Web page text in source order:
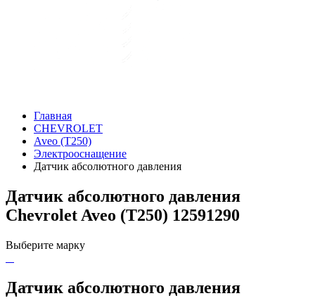
Главная
CHEVROLET
Aveo (T250)
Электрооснащение
Датчик абсолютного давления
Датчик абсолютного давления
Chevrolet Aveo (T250) 12591290
Выберите марку
Датчик абсолютного давления